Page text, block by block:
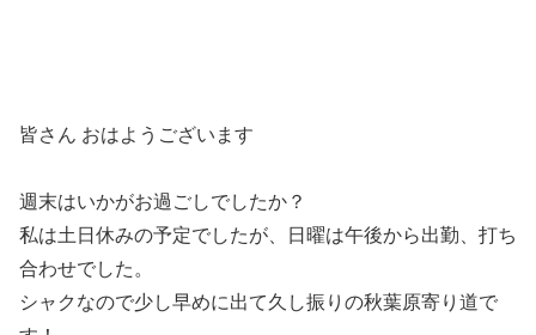
皆さん おはようございます
週末はいかがお過ごしでしたか？
私は土日休みの予定でしたが、日曜は午後から出勤、打ち
合わせでした。
シャクなので少し早めに出て久し振りの秋葉原寄り道で